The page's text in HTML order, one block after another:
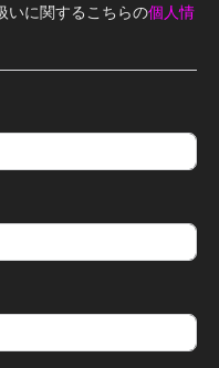
いに関するこちらの個人情